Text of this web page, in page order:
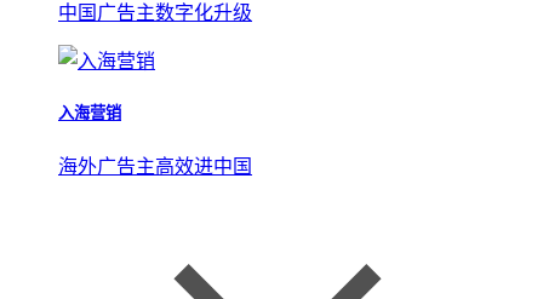
中国广告主数字化升级
入海营销
海外广告主高效进中国